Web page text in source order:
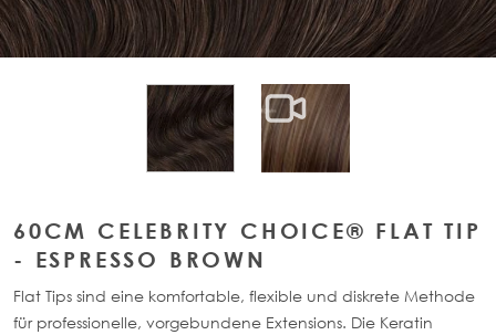
View larger imageView larger image
60CM CELEBRITY CHOICE® FLAT TIP
- ESPRESSO BROWN
Flat Tips sind eine komfortable, flexible und diskrete Methode
für professionelle, vorgebundene Extensions. Die Keratin